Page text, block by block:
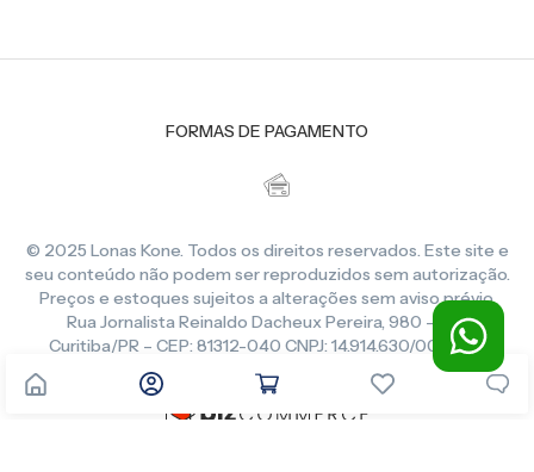
FORMAS DE PAGAMENTO
© 2025 Lonas Kone. Todos os direitos reservados. Este site e
seu conteúdo não podem ser reproduzidos sem autorização.
Preços e estoques sujeitos a alterações sem aviso prévio.
Rua Jornalista Reinaldo Dacheux Pereira, 980 – CIC,
Curitiba/PR – CEP: 81312-040 CNPJ: 14.914.630/0001-86